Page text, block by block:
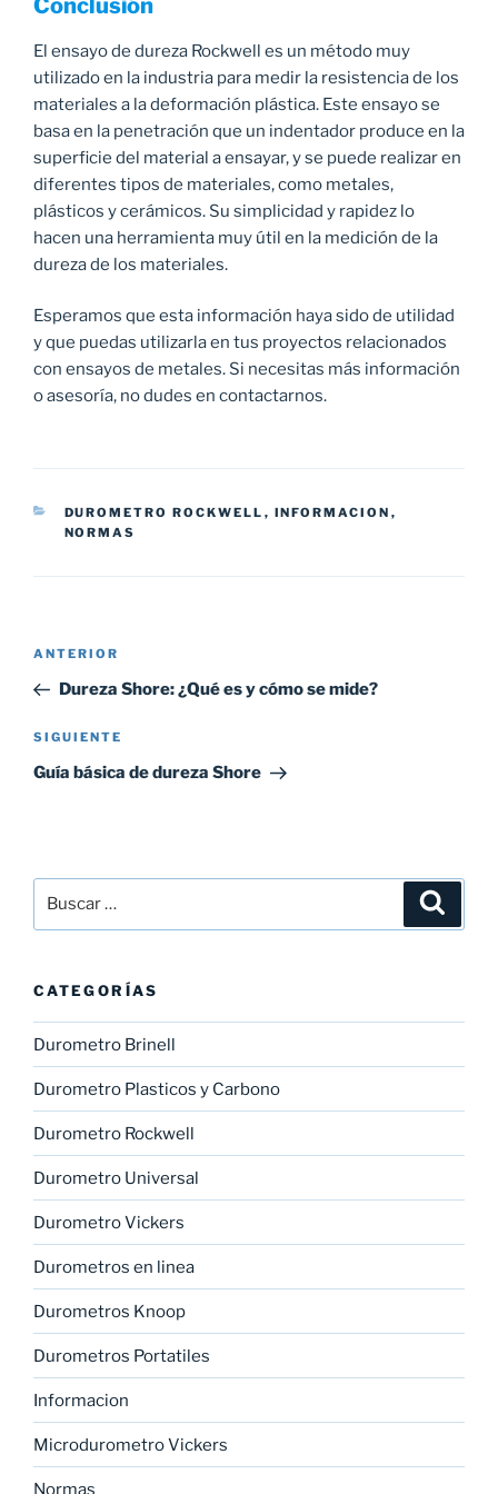
Conclusión
El ensayo de dureza Rockwell es un método muy
utilizado en la industria para medir la resistencia de los
materiales a la deformación plástica. Este ensayo se
basa en la penetración que un indentador produce en la
superficie del material a ensayar, y se puede realizar en
diferentes tipos de materiales, como metales,
plásticos y cerámicos. Su simplicidad y rapidez lo
hacen una herramienta muy útil en la medición de la
dureza de los materiales.
Esperamos que esta información haya sido de utilidad
y que puedas utilizarla en tus proyectos relacionados
con ensayos de metales. Si necesitas más información
o asesoría, no dudes en contactarnos.
CATEGORÍAS
DUROMETRO ROCKWELL , INFORMACION ,
NORMAS
Navegación
entradas
Entrada
anterior:
ANTERIOR
Dureza Shore: ¿Qué es y cómo se mide?
Siguiente
entrada
SIGUIENTE
Guía básica de dureza Shore
por:
CATEGORÍAS
Durometro Brinell
Durometro Plasticos y Carbono
Durometro Rockwell
Durometro Universal
Durometro Vickers
Durometros en linea
Durometros Knoop
Durometros Portatiles
Informacion
Microdurometro Vickers
Normas